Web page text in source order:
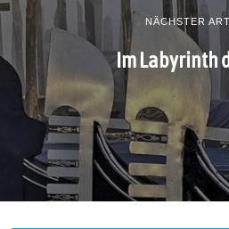
NÄCHSTER
Im Labyrinth